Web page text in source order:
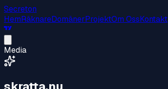
Secreton
HemRäknareDomänerProjektOm OssKontakt
Media